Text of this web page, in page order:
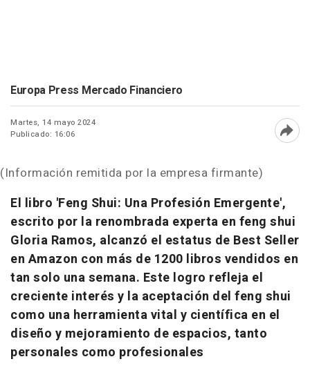
Europa Press Mercado Financiero
Martes, 14 mayo 2024
Publicado: 16:06
(Información remitida por la empresa firmante)
El libro 'Feng Shui: Una Profesión Emergente',
escrito por la renombrada experta en feng shui
Gloria Ramos, alcanzó el estatus de Best Seller
en Amazon con más de 1200 libros vendidos en
tan solo una semana. Este logro refleja el
creciente interés y la aceptación del feng shui
como una herramienta vital y científica en el
diseño y mejoramiento de espacios, tanto
personales como profesionales